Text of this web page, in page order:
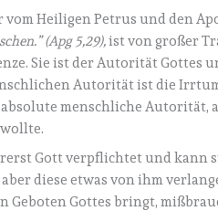
vom Heiligen Petrus und den
(Apg 5,29),ist von großer
Sie ist der Autorität Gottes
Autorität ist die
menschliche Autorität,
Gott verpflichtet und kann
diese etwas von ihm
Geboten Gottes bringt,